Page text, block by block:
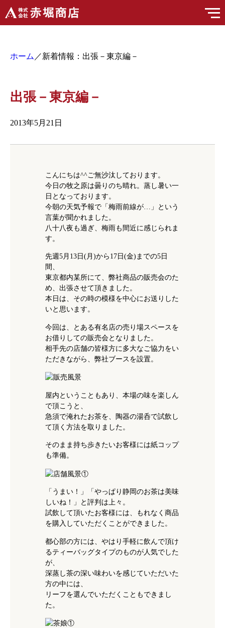
ホーム ／新着情報：出張－東京編－
出張－東京編－
2013年5月21日
こんにちは^^ご無沙汰しております。
今日の牧之原は曇りのち晴れ。蒸し暑い一
日となっております。
今朝の天気予報で「梅雨前線が…」という
言葉が聞かれました。
八十八夜も過ぎ、梅雨も間近に感じられま
す。
先週5月13日(月)から17日(金)までの5日
間、
東京都内某所にて、弊社商品の販売会のた
め、出張させて頂きました。
本日は、その時の模様を中心にお送りした
いと思います。
今回は、とある有名店の売り場スペースを
お借りしての販売会となりました。
相手先の店舗の皆様方に多大なご協力をい
ただきながら、弊社ブースを設置。
屋内ということもあり、本場の味を楽しん
で頂こうと、
急須で淹れたお茶を、陶器の湯呑で試飲し
て頂く方法を取りました。
そのまま持ち歩きたいお客様には紙コップ
も準備。
「うまい！」「やっぱり静岡のお茶は美味
しいね！」と評判は上々。
試飲して頂いたお客様には、もれなく商品
を購入していただくことができました。
都心部の方には、やはり手軽に飲んで頂け
るティーバッグタイプのものが人気でした
が、
深蒸し茶の深い味わいを感じていただいた
方の中には、
リーフを選んでいただくこともできまし
た。